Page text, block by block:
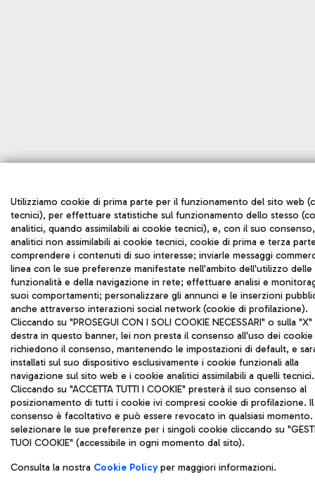
Utilizziamo cookie di prima parte per il funzionamento del sito web
tecnici), per effettuare statistiche sul funzionamento dello stesso
analitici, quando assimilabili ai cookie tecnici), e, con il suo
analitici non assimilabili ai cookie tecnici, cookie di prima e terza
comprendere i contenuti di suo interesse; inviarle messaggi
linea con le sue preferenze manifestate nell'ambito dell'utilizzo delle
funzionalità e della navigazione in rete; effettuare analisi e
suoi comportamenti; personalizzare gli annunci e le inserzioni
anche attraverso interazioni social network (cookie di profilazione).
Cliccando su "PROSEGUI CON I SOLI COOKIE NECESSARI" o sulla
destra in questo banner, lei non presta il consenso all'uso dei
richiedono il consenso, mantenendo le impostazioni di default, e
installati sul suo dispositivo esclusivamente i cookie funzionali alla
navigazione sul sito web e i cookie analitici assimilabili a quelli tecnici.
Cliccando su "ACCETTA TUTTI I COOKIE" presterà il suo consenso al
posizionamento di tutti i cookie ivi compresi cookie di profilazione. Il
consenso è facoltativo e può essere revocato in qualsiasi
selezionare le sue preferenze per i singoli cookie cliccando su
TUOI COOKIE" (accessibile in ogni momento dal sito).
Consulta la nostra Cookie Policyper maggiori informazioni.